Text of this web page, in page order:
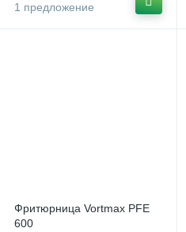
1 предложение
Фритюрница Vortmax PFE
600